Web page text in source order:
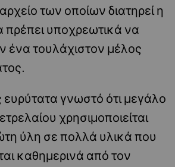
των οποίων διατηρεί η
πρέπει υποχρεωτικά να
ένα τουλάχιστον μέλος
ευρύτατα γνωστό ότι μεγάλο
χρησιμοποιείται
ύλη σε πολλά υλικά που
καθημερινά από τον